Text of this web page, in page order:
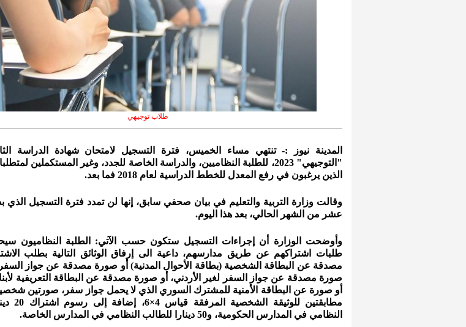
طلاب توجيهي
المدينة نيوز :- تنتهي مساء الخميس، فترة التسجيل لامتحان شهادة الدراسة
"التوجيهي" 2023، للطلبة النظاميين، والدراسة الخاصة للجدد، وغير المستكملين
الذين يرغبون في رفع المعدل للخطط الدراسية لعام 2018 فما بعد.
وقالت وزارة التربية والتعليم في بيان صحفي سابق، إنها لن تمدد فترة التسجيل الذي
عشر من الشهر الحالي، بعد هذا اليوم.
وأوضحت الوزارة أن إجراءات التسجيل ستكون حسب الآتي: الطلبة النظاميون
طلبات اشتراكهم عن طريق مدارسهم، داعية الى إرفاق الوثائق التالية بطلب
مصدقة عن البطاقة الشخصية (بطاقة الأحوال المدنية) أو صورة مصدقة عن جواز السفر
صورة مصدقة عن جواز السفر لغير الأردني، أو صورة مصدقة عن البطاقة التعريفية
أو صورة عن البطاقة الأمنية للمشترك السوري الذي لا يحمل جواز سفر، صورتين
مطابقتين
النظامي في المدارس الحكومية، و50 دينارا للطالب النظامي في المدارس الخاصة.